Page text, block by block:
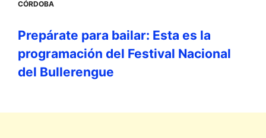
CÓRDOBA
Prepárate para bailar: Esta es la
programación del Festival Nacional
del Bullerengue